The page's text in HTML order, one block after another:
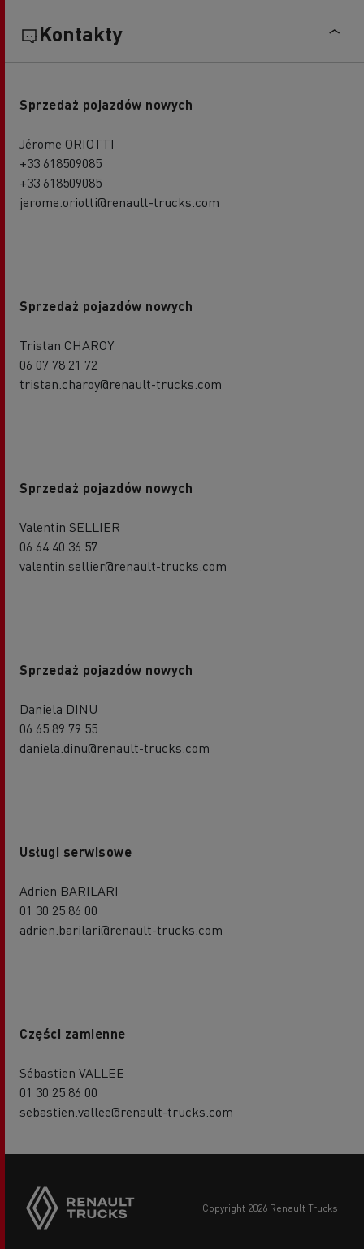
Kontakty
Sprzedaż pojazdów nowych
Jérome ORIOTTI
+33 618509085
+33 618509085
jerome.oriotti@renault-trucks.com
Sprzedaż pojazdów nowych
Tristan CHAROY
06 07 78 21 72
tristan.charoy@renault-trucks.com
Sprzedaż pojazdów nowych
Valentin SELLIER
06 64 40 36 57
valentin.sellier@renault-trucks.com
Sprzedaż pojazdów nowych
Daniela DINU
06 65 89 79 55
daniela.dinu@renault-trucks.com
Usługi serwisowe
Adrien BARILARI
01 30 25 86 00
adrien.barilari@renault-trucks.com
Części zamienne
Sébastien VALLEE
01 30 25 86 00
sebastien.vallee@renault-trucks.com
copyright 2026 Renault Trucks